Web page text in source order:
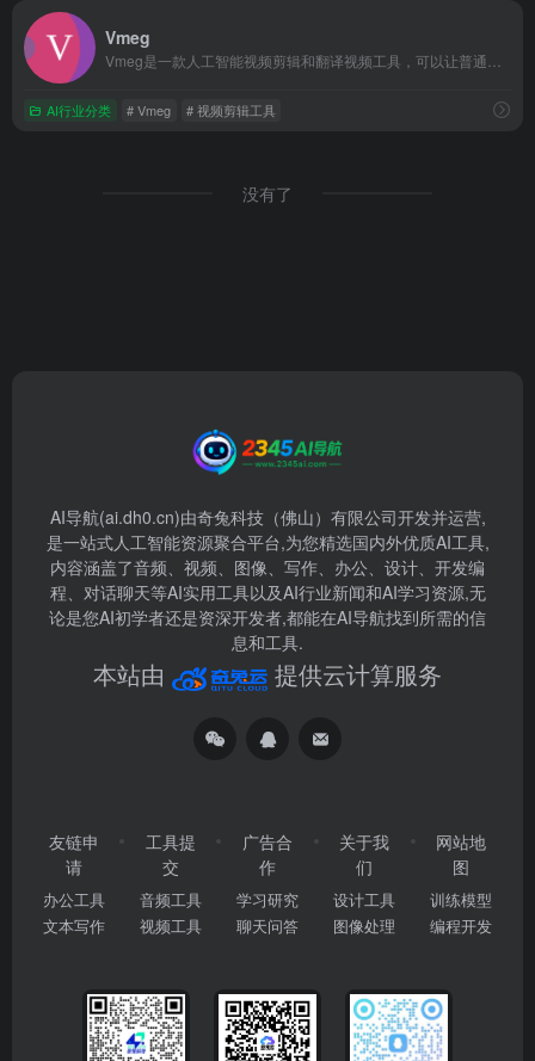
Vmeg
AI行业分类 # Vmeg # 视频剪辑工具
没有了
AI导航(ai.dh0.cn)由奇兔科技（佛山）有限公司开发并运营,
是一站式人工智能资源聚合平台,为您精选国内外优质AI工具,
内容涵盖了音频、视频、图像、写作、办公、设计、开发编
程、对话聊天等AI实用工具以及AI行业新闻和AI学习资源,无
论是您AI初学者还是资深开发者,都能在AI导航找到所需的信
息和工具.
本站由 提供云计算服务
友链申
请
办公工具
文本写作
工具提
交
音频工具
视频工具
广告合
作
学习研究
聊天问答
关于我
们
设计工具
图像处理
网站地
图
训练模型
编程开发